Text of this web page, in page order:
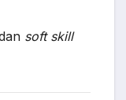
soft skill